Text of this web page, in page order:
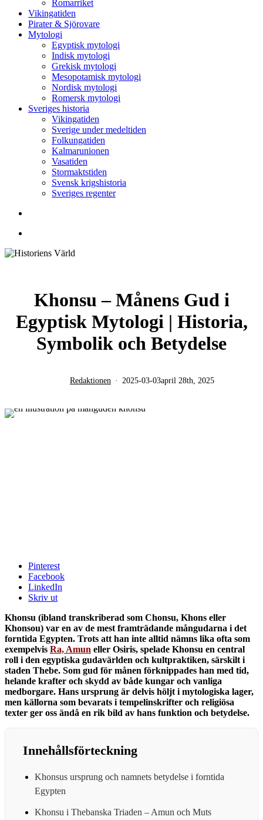
Romarriket
Vikingatiden
Pirater & Sjörovare
Mytologi
Egyptisk mytologi
Indisk mytologi
Grekisk mytologi
Mesopotamisk mytologi
Nordisk mytologi
Romersk mytologi
Sveriges historia
Vikingatiden
Sverige under medeltiden
Folkungatiden
Kalmarunionen
Vasatiden
Stormaktstiden
Svensk krigshistoria
Sveriges regenter
Khonsu – Månens Gud i
Egyptisk Mytologi | Historia,
Symbolik och Betydelse
Redaktionen 2025-03-03april 28th, 2025
Pinterest
Facebook
LinkedIn
Skriv ut
Khonsu (ibland transkriberad som Chonsu, Khons eller
Khonsou) var en av de mest framträdande mångudarna i det
forntida Egypten. Trots att han inte alltid nämns lika ofta som
exempelvis Ra, Amun eller Osiris, spelade Khonsu en central
roll i den egyptiska gudavärlden och kultpraktiken, särskilt i
staden Thebe. Som gud för månen förknippades han med tid,
helande krafter och skydd av både kungar och vanliga
medborgare. Hans ursprung är delvis höljt i mytologiska lager,
men källorna som bevarats i tempelinskrifter och religiösa
texter ger oss ändå en rik bild av hans funktion och betydelse.
Innehållsförteckning
Khonsus ursprung och namnets betydelse i forntida
Egypten
Khonsu i Thebanska Triaden – Amun och Muts